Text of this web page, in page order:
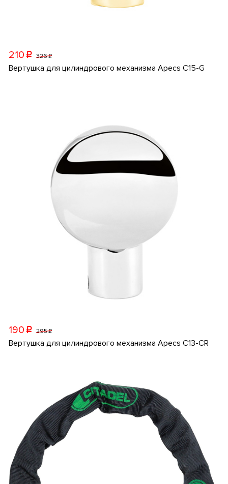
210 p 326p
Вертушка для цилиндрового механизма Apecs C15-G
190 p 295p
Вертушка для цилиндрового механизма Apecs C13-CR